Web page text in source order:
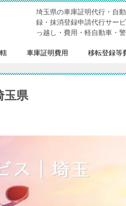
埼玉県の車庫証明代行・自
録・抹消登録申請代行サー
っ越し・費用・軽自動車・
車庫証明費用 移転登録等
玉県